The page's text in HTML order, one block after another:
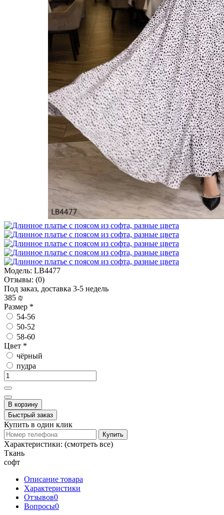
Модель: LB4477
Отзывы: (0)
Под заказ, доставка 3-5 недель
385 ₪
Размер *
54-56
50-52
58-60
Цвет *
чёрный
пудра
В корзину
Быстрый заказ
Купить в один клик
Купить
Характеристики: (смотреть все)
Ткань
софт
Описание товара
Характеристики
Отзывов0
Вопросы0